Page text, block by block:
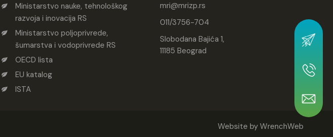
Ministarstvo nauke, tehnološkog
razvoja i inovacija RS
Ministarstvo poljoprivrede,
šumarstva i vodoprivrede RS
OECD lista
EU katalog
ISTA
mri
mrizp.rs
011/3756-704
Slobodana Bajića 1,
11185 Beograd
Website by WrenchWeb